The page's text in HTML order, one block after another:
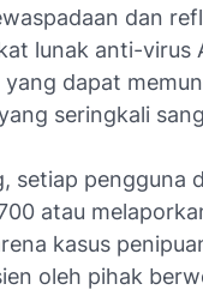
dan
lunak anti-virus
dapat
seringkali
setiap pengguna
atau
kasus
oleh pihak